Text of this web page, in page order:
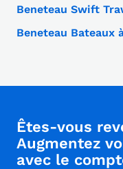
Beneteau Swift
Beneteau Bateaux
Êtes-vous
Augmentez
avec le